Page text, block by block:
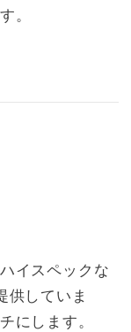
。
イスペックな
供していま
にします。